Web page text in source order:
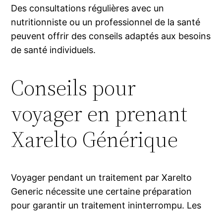
Des consultations régulières avec un
nutritionniste ou un professionnel de la santé
peuvent offrir des conseils adaptés aux besoins
de santé individuels.
Conseils pour
voyager en prenant
Xarelto Générique
Voyager pendant un traitement par Xarelto
Generic nécessite une certaine préparation
pour garantir un traitement ininterrompu. Les